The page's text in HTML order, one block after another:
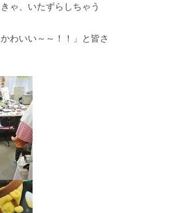
ゃ、いたずらしちゃう
わいい～～！！」と皆さ